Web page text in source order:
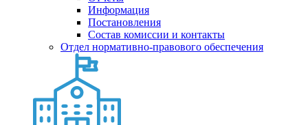
Информация
Постановления
Состав комиссии и контакты
Отдел нормативно-правового обеспечения